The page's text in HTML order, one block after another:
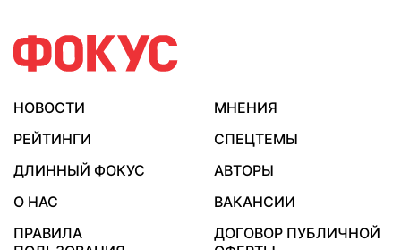
НОВОСТИ
МНЕНИЯ
РЕЙТИНГИ
СПЕЦТЕМЫ
ДЛИННЫЙ ФОКУС
АВТОРЫ
О НАС
ВАКАНСИИ
ПРАВИЛА
ДОГОВОР ПУБЛИЧНОЙ